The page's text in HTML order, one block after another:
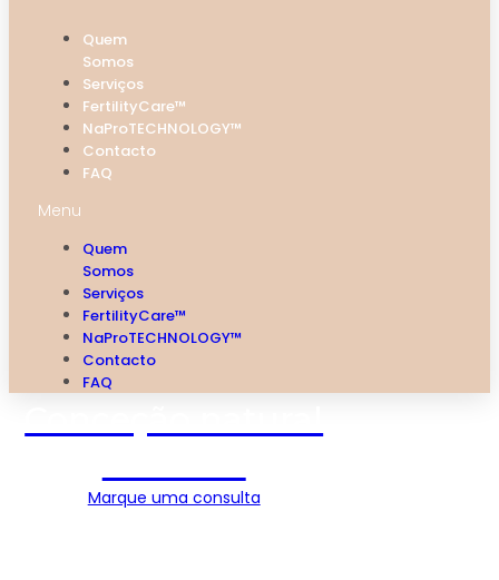
Quem
Somos
Serviços
FertilityCare™
NaProTECHNOLOGY™
Contacto
FAQ
Menu
Quem
Somos
Serviços
FertilityCare™
NaProTECHNOLOGY™
Contacto
FAQ
Marque uma consulta